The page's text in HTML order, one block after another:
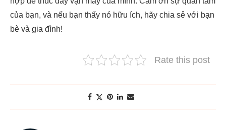
của bạn, và nếu bạn thấy nó hữu ích, hãy chia sẻ với bạn
bè và gia đình!
Rate this post